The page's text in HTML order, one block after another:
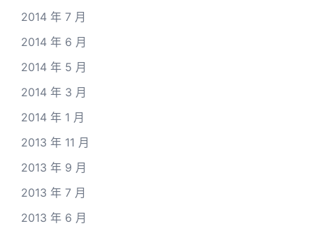
2014 年 7 月
2014 年 6 月
2014 年 5 月
2014 年 3 月
2014 年 1 月
2013 年 11 月
2013 年 9 月
2013 年 7 月
2013 年 6 月